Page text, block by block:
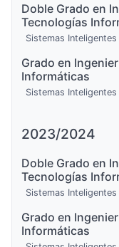
Doble Grado en
Tecnologías
Sistemas Inteligentes
Grado en
Informáticas
Sistemas Inteligentes
2023/2024
Doble Grado en
Tecnologías
Sistemas Inteligentes
Grado en
Informáticas